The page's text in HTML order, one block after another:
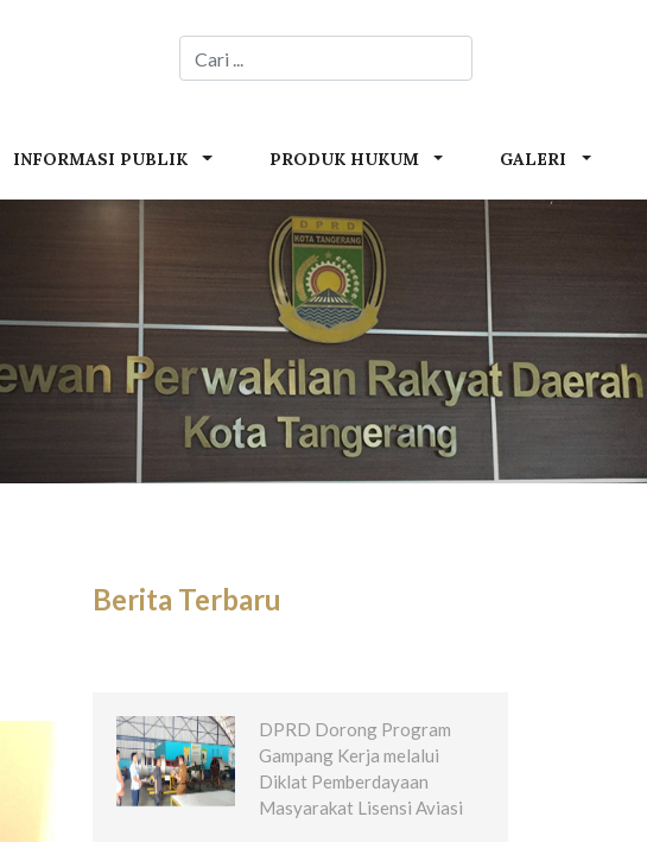
INFORMASI PUBLIK PRODUK HUKUM GALERI
Berita Terbaru
DPRD Dorong Program
Gampang Kerja melalui
Diklat Pemberdayaan
Masyarakat Lisensi Aviasi